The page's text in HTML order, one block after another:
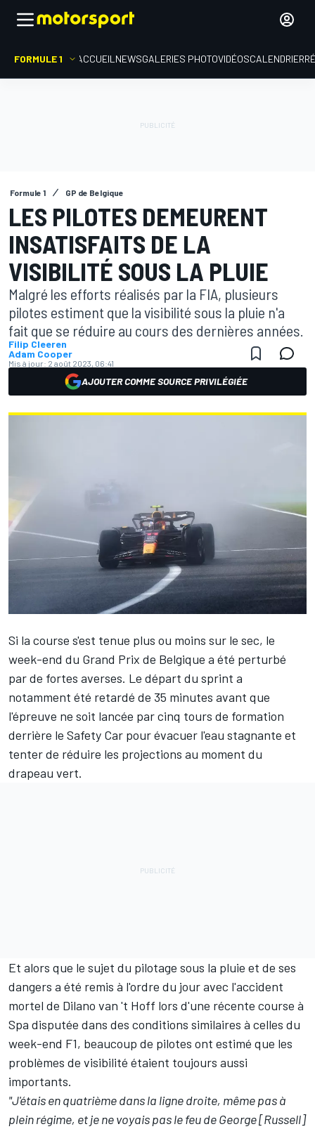
FORMULE 1 ACCUEIL NEWSGALERIES PHOTOVIDÉOSCALENDRIER
Formule 1 GP de Belgique
LES PILOTES DEMEURENT
INSATISFAITS DE LA
VISIBILITÉ SOUS LA PLUIE
Malgré les efforts réalisés par la FIA, plusieurs
pilotes estiment que la visibilité sous la pluie n'a
fait que se réduire au cours des dernières années.
Filip Cleeren
Adam Cooper
Mis à jour: 2 août 2023, 06:41
AJOUTER COMME SOURCE PRIVILÉGIÉE
Si la course s'est tenue plus ou moins sur le sec, le
week-end du Grand Prix de Belgique a été perturbé
par de fortes averses. Le départ du sprint a
notamment été retardé de 35 minutes avant que
l'épreuve ne soit lancée par cinq tours de formation
derrière le Safety Car pour évacuer l'eau stagnante et
tenter de réduire les projections au moment du
drapeau vert.
Et alors que le sujet du pilotage sous la pluie et de ses
dangers a été remis à l'ordre du jour avec l'accident
mortel de Dilano van 't Hoff lors d'une récente course à
Spa disputée dans des conditions similaires à celles du
week-end F1, beaucoup de pilotes ont estimé que les
problèmes de visibilité étaient toujours aussi
importants.
"J'étais en quatrième dans la ligne droite, même pas à
plein régime, et je ne voyais pas le feu de George [Russell]